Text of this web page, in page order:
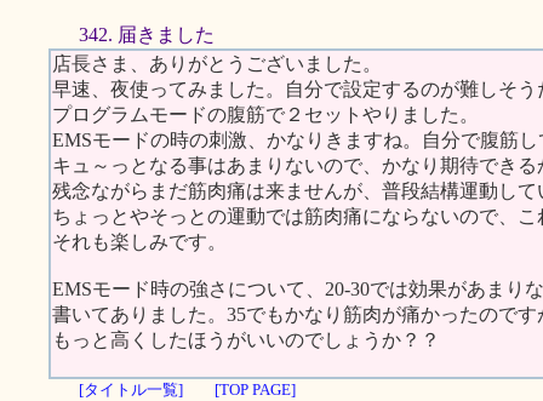
342. 届きました
店長さま、ありがとうございました。
早速、夜使ってみました。自分で設定するのが難しそう
プログラムモードの腹筋で２セットやりました。
EMSモードの時の刺激、かなりきますね。自分で腹筋
キュ～っとなる事はあまりないので、かなり期待できる
残念ながらまだ筋肉痛は来ませんが、普段結構運動して
ちょっとやそっとの運動では筋肉痛にならないので、
それも楽しみです。
EMSモード時の強さについて、20-30では効果があまり
書いてありました。35でもかなり筋肉が痛かったので
もっと高くしたほうがいいのでしょうか？？
[タイトル一覧] [TOP PAGE]